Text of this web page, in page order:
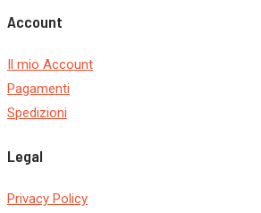
Account
Il mio Account
Pagamenti
Spedizioni
Legal
Privacy Policy